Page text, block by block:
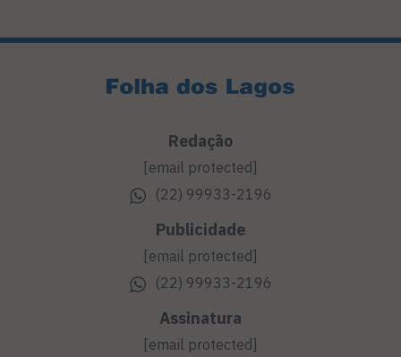
Redação
[email protected]
(22) 99933-2196
Publicidade
[email protected]
(22) 99933-2196
Assinatura
[email protected]